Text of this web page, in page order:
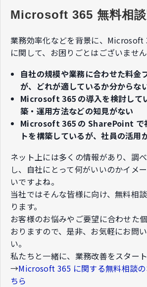
Microsoft 365 無料相談
業務効率化などを背景に、Microsoft
に関して、​お困りごとはございませ
自社の規模や業務に合わせた料金
が、どれが適しているか分からな
Microsoft 365 の導入を検討して
築・運用方法などの知見がない
Microsoft 365 の SharePoint で
トを構築しているが、社員の活用
ネット上には多くの情報があり、調
し、自社にとって何がいいのかイメ
いですよね。​
当社ではそんな皆様に向け、無料相
ります。​
お客様のお悩みやご要望に合わせた
おりますので、​是非、お気軽にお問
い。​
私たちと一緒に、業務改善をスター
→Microsoft 365 に関する無料相談
ちら